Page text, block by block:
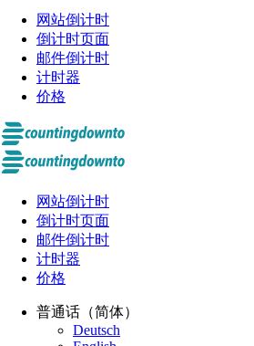
网站倒计时
倒计时页面
邮件倒计时
计时器
价格
网站倒计时
倒计时页面
邮件倒计时
计时器
价格
普通话（简体）
Deutsch